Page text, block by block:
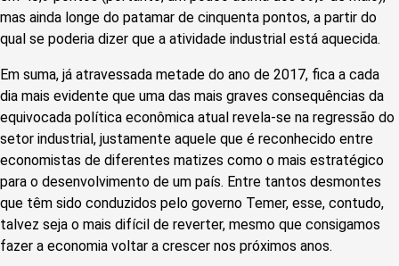
mas ainda longe do patamar de cinquenta pontos, a partir do
qual se poderia dizer que a atividade industrial está aquecida.
Em suma, já atravessada metade do ano de 2017, fica a cada
dia mais evidente que uma das mais graves consequências da
equivocada política econômica atual revela-se na regressão do
setor industrial, justamente aquele que é reconhecido entre
economistas de diferentes matizes como o mais estratégico
para o desenvolvimento de um país. Entre tantos desmontes
que têm sido conduzidos pelo governo Temer, esse, contudo,
talvez seja o mais difícil de reverter, mesmo que consigamos
fazer a economia voltar a crescer nos próximos anos.